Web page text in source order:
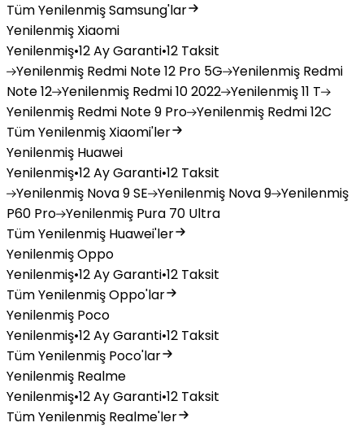
Tüm Yenilenmiş Samsung'lar
Yenilenmiş Xiaomi
Yenilenmiş•12 Ay Garanti•12 Taksit
Yenilenmiş Redmi Note 12 Pro 5G Yenilenmiş Redmi
Note 12 Yenilenmiş Redmi 10 2022 Yenilenmiş11 T
Yenilenmiş Redmi Note 9 Pro Yenilenmiş Redmi 12C
Tüm Yenilenmiş Xiaomi'ler
Yenilenmiş Huawei
Yenilenmiş•12 Ay Garanti•12 Taksit
Yenilenmiş Nova 9 SE Yenilenmiş Nova 9 Yenilenmiş
P60 Pro Yenilenmiş Pura 70 Ultra
Tüm Yenilenmiş Huawei'ler
Yenilenmiş Oppo
Yenilenmiş•12 Ay Garanti•12 Taksit
Tüm Yenilenmiş Oppo'lar
Yenilenmiş Poco
Yenilenmiş•12 Ay Garanti•12 Taksit
Tüm Yenilenmiş Poco'lar
Yenilenmiş Realme
Yenilenmiş•12 Ay Garanti•12 Taksit
Tüm Yenilenmiş Realme'ler